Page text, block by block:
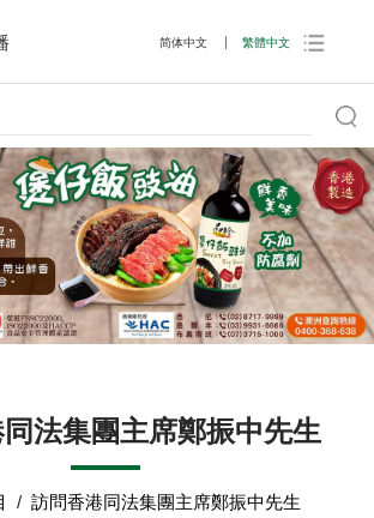
简体中文 繁體中文
法集團主席鄭振中先生
/ 訪問香港同法集團主席鄭振中先生